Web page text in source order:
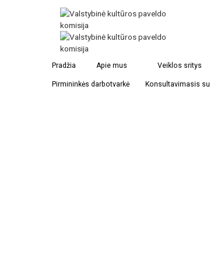
Pradžia Apie mus Veiklos sritys
Pirmininkės darbotvarkė Konsultavimasis
Piliava